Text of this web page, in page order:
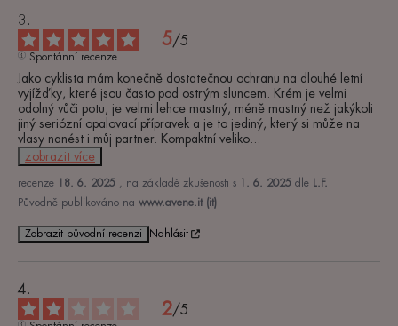
5/5
Spontánní recenze
Jako cyklista mám konečně dostatečnou ochranu na dlouhé letní
vyjížďky, které jsou často pod ostrým sluncem. Krém je velmi
odolný vůči potu, je velmi lehce mastný, méně mastný než jakýkoli
jiný seriózní opalovací přípravek a je to jediný, který si může na
vlasy nanést i můj partner. Kompaktní veliko
zobrazit více
recenze 18. 6. 2025 , na základě zkušenosti s 1. 6. 2025 dle L.F.
Původně publikováno na www.avene.it (it)
Zobrazit původní recenzi Nahlásit
2/5